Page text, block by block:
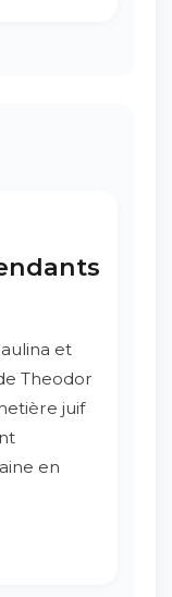
et
Theodor
juif
en